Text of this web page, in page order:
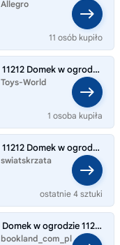
Allegro
11 osób kupiło
LEGO Koci domek Gabi 11212 Domek w ogrodzie Wróżkici
Toys-World
1 osoba kupiła
LEGO Koci domek Gabi 11212 Domek w ogrodzie Wróżkici
swiatskrzata
ostatnie 4 sztuki
Lego Koci Domek Gabi. Domek w ogrodzie 11212
bookland_com_pl